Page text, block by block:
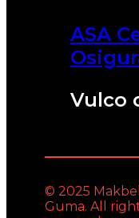
ASA
Vulco
© 2025 Makbel
Guma. All